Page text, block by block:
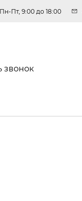
Пн-Пт, 9:00 до 18:00
звонок